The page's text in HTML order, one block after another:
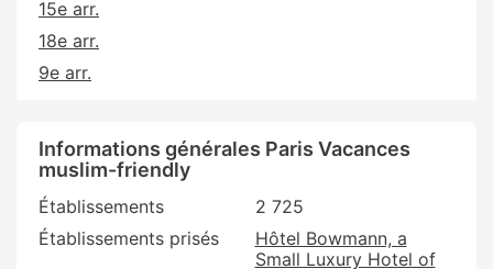
15e arr.
18e arr.
9e arr.
Informations générales Paris Vacances
muslim-friendly
Établissements
2 725
Établissements prisés
Hôtel Bowmann, a
Small Luxury Hotel of